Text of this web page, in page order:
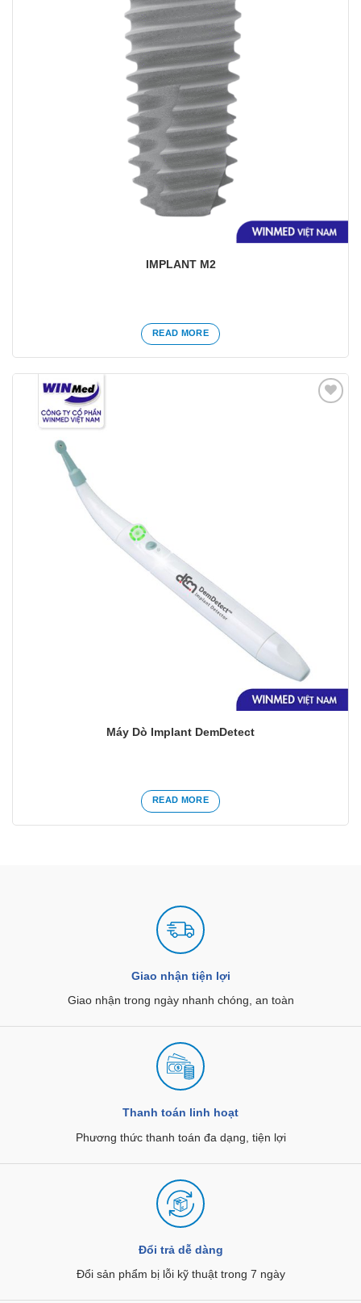
IMPLANT M2
READ MORE
Máy Dò Implant DemDetect
READ MORE
Giao nhận tiện lợi
Giao nhận trong ngày nhanh chóng, an toàn
Thanh toán linh hoạt
Phương thức thanh toán đa dạng, tiện lợi
Đổi trả dễ dàng
Đổi sản phẩm bị lỗi kỹ thuật trong 7 ngày